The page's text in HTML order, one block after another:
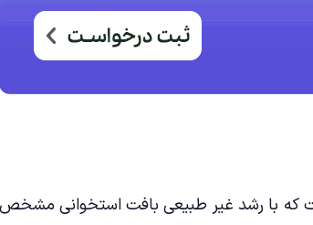
که با رشد غیر طبیعی بافت استخوانی